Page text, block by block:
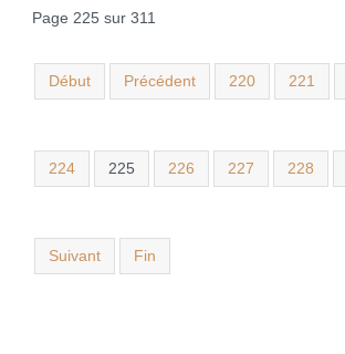
Page 225 sur 311
Début Précédent 220 221
224 225 226 227 228
Suivant Fin